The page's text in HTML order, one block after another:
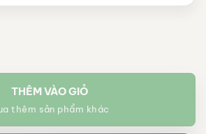
Lá Sen Vàng 10 Lít XG-CR09 số lượng
THÊM VÀO GIỎ
thêm sản phẩm khác